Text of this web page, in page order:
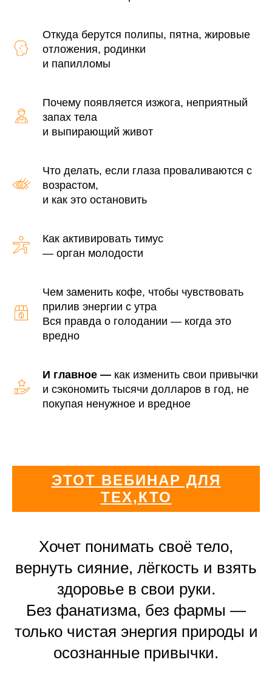
Откуда берутся полипы, пятна, жировые
отложения, родинки
и папилломы
Почему появляется изжога, неприятный
запах тела
и выпирающий живот
Что делать, если глаза проваливаются с
возрастом,
и как это остановить
Как активировать тимус
— орган молодости
Чем заменить кофе, чтобы чувствовать
прилив энергии с утра
Вся правда о голодании — когда это
вредно
И главное — как изменить свои привычки
и сэкономить тысячи долларов в год, не
покупая ненужное и вредное
ЭТОТ ВЕБИНАР ДЛЯ
ТЕХ,КТО
Хочет понимать своё тело,
вернуть сияние, лёгкость и взять
здоровье в свои руки.
Без фанатизма, без фармы —
только чистая энергия природы и
осознанные привычки.